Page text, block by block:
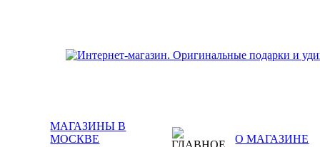
МАГАЗИНЫ В
МОСКВЕ
О МАГАЗИНЕ